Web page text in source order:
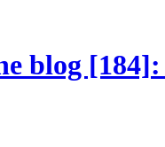
blog